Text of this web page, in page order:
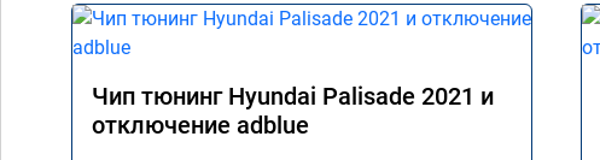
Чип тюнинг Hyundai Palisade 2021 и
отключение adblue